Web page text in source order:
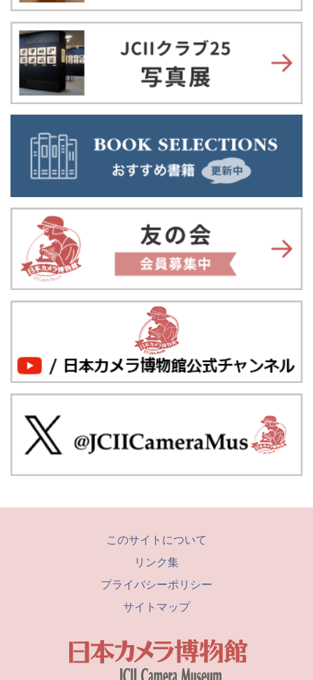
このサイトについて
リンク集
プライバシーポリシー
サイトマップ